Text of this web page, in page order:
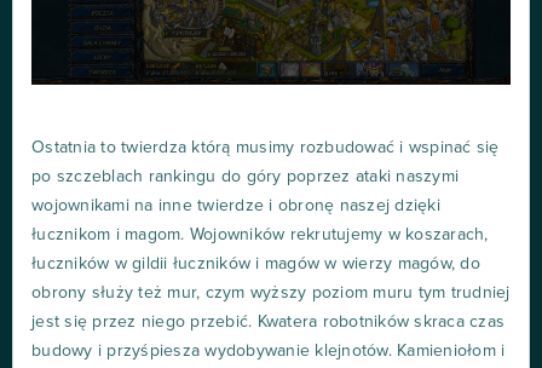
Ostatnia to twierdza którą musimy rozbudować i wspinać się
po szczeblach rankingu do góry poprzez ataki naszymi
wojownikami na inne twierdze i obronę naszej dzięki
łucznikom i magom. Wojowników rekrutujemy w koszarach,
łuczników w gildii łuczników i magów w wierzy magów, do
obrony służy też mur, czym wyższy poziom muru tym trudniej
jest się przez niego przebić. Kwatera robotników skraca czas
budowy i przyśpiesza wydobywanie klejnotów. Kamieniołom i